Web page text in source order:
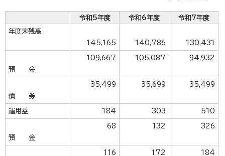
令和5年度 令和6年度
令和7年度
年度末残高
145,165
140,786 130,431
預 金
109,667 105,087 94,932
債 券
35,499 35,699 35,499
運用益 184 303 510
預 金
68 132 326
116 172 184